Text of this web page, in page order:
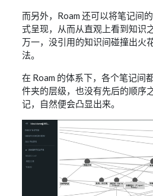
而另外，Roam 还可以将笔记间
式呈现，从而从直观上看到知识
万一，没引用的知识间碰撞出火
法。
在 Roam 的体系下，各个笔记间
件夹的层级，也没有先后的顺序
记，自然便会凸显出来。